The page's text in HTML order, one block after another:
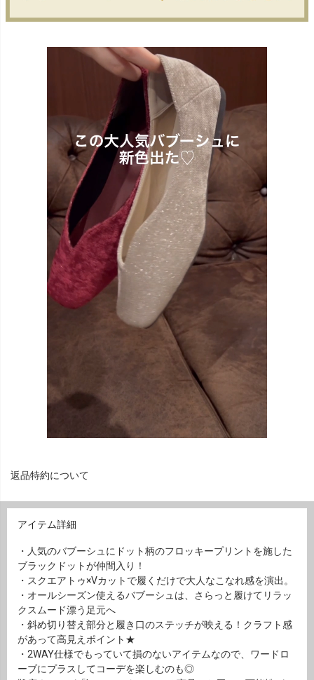
返品特約について
アイテム詳細
・人気のバブーシュにドット柄のフロッキープリントを施した
ブラックドットが仲間入り！
・スクエアトゥ×Vカットで履くだけで大人なこなれ感を演出。
・オールシーズン使えるバブーシュは、さらっと履けてリラッ
クスムード漂う足元へ
・斜め切り替え部分と履き口のステッチが映える！クラフト感
があって高見えポイント★
・2WAY仕様でもっていて損のないアイテムなので、ワードロ
ーブにプラスしてコーデを楽しむのも◎